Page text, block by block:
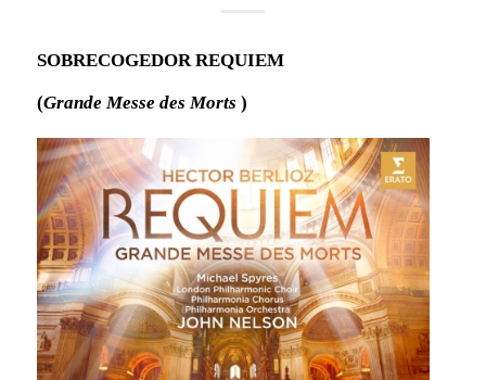
SOBRECOGEDOR REQUIEM
(Grande Messe des Morts )